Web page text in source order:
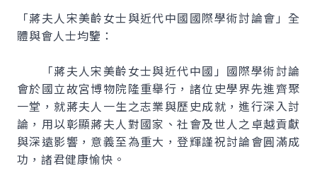
「蔣夫人宋美齡女士與近代中國國際學術討論會」全
體與會人士均鑒：
「蔣夫人宋美齡女士與近代中國」國際學術討論
會於國立故宮博物院隆重舉行，諸位史學界先進齊聚
一堂，就蔣夫人一生之志業與歷史成就，進行深入討
論，用以彰顯蔣夫人對國家、社會及世人之卓越貢獻
與深遠影響，意義至為重大，登輝謹祝討論會圓滿成
功，諸君健康愉快。